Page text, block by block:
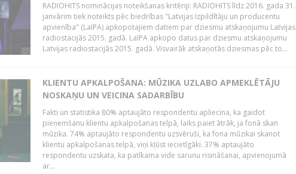
RADIOHITS nominācijas noteikšanas kritēriji: RADIOHITS līdz 2016. gada 31.
janvārim tiek noteikts pēc biedrības "Latvijas Izpildītāju un producentu
apvienība" (LaIPA) apkopotajiem datiem par dziesmu atskaņojumu Latvijas
radiostacijās 2015. gadā. LaIPA apkopo datus par dziesmu atskaņojumu
Latvijas radiostacijās 2015. gadā. Visvairāk atskaņotās dziesmas pēc to...
KLIENTU APKALPOŠANA: MŪZIKA UZLABO APMEKLĒTĀJU
NOSKAŅU UN VEICINA SADARBĪBU
Fakti un statistika 80% aptaujāto respondentu apliecina, ka gaidot
pieņemšanu klientu apkalpošanas telpā, laiks paiet ātrāk, ja fonā skan
mūzika. 74% aptaujāto respondentu uzsvēruši, ka fona mūzikai skanot
klientu apkalpošanas telpā, viņi kļūst iecietīgāki. 37% aptaujāto
respondentu uzskata, ka patīkama vide sarunu risināšanai, apvienojumā
ar...